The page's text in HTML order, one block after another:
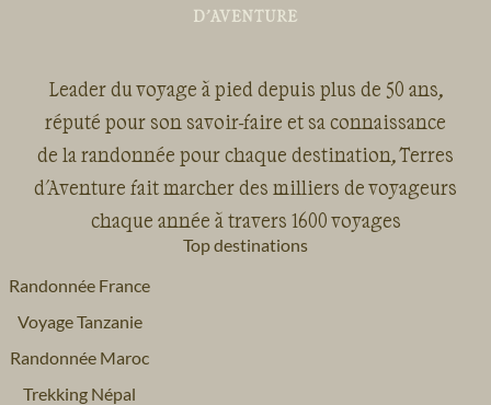
Leader du voyage à pied depuis plus de 50 ans,
réputé pour son savoir-faire et sa connaissance
de la randonnée pour chaque destination, Terres
d'Aventure fait marcher des milliers de voyageurs
chaque année à travers 1600 voyages
Top destinations
Randonnée France
Voyage Tanzanie
Randonnée Maroc
Trekking Népal